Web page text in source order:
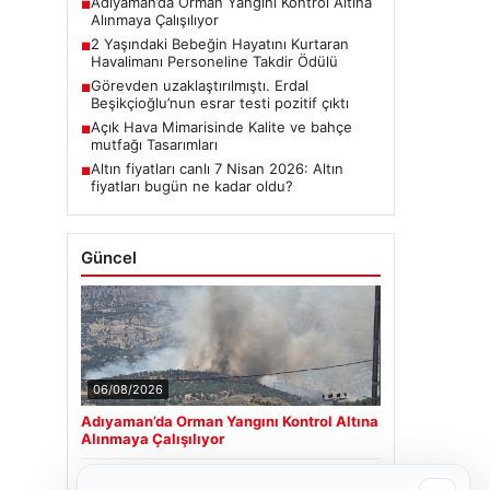
■
Alınmaya Çalışılıyor
■2 Yaşındaki Bebeğin Hayatını Kurtaran
Havalimanı Personeline Takdir Ödülü
■Görevden uzaklaştırılmıştı. Erdal
Beşikçioğlu’nun esrar testi pozitif çıktı
■Açık Hava Mimarisinde Kalite ve bahçe
mutfağı Tasarımları
■Altın fiyatları canlı 7 Nisan 2026: Altın
fiyatları bugün ne kadar oldu?
Güncel
06/08/2026
Adıyaman’da Orman Yangını Kontrol Altına
Alınmaya Çalışılıyor